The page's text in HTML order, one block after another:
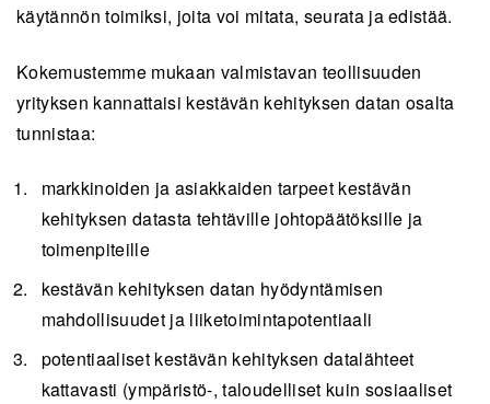
käytännön toimiksi, joita voi mitata, seurata ja edistää.
Kokemustemme mukaan valmistavan teollisuuden
yrityksen kannattaisi kestävän kehityksen datan osalta
tunnistaa:
markkinoiden ja asiakkaiden tarpeet kestävän
kehityksen datasta tehtäville johtopäätöksille ja
toimenpiteille
kestävän kehityksen datan hyödyntämisen
mahdollisuudet ja liiketoimintapotentiaali
potentiaaliset kestävän kehityksen datalähteet
kattavasti (ympäristö-, taloudelliset kuin sosiaaliset